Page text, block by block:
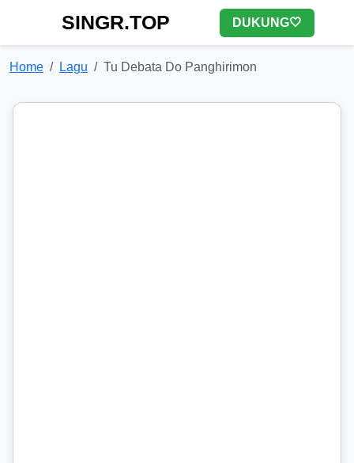
SINGR.TOP DUKUNG🤍
Home Lagu Tu Debata Do Panghirimon